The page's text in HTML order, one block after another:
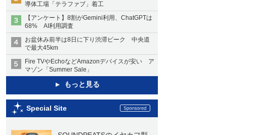
導体工場「テラファブ」着工
【アンケート】8割がGemini利用、ChatGPTは
68% AI利用調査
お盆休み前半は8日に下り渋滞ピーク 中央道
で最大45km
Fire TVやEchoなどAmazonデバイスが安い ア
マゾン「Summer Sale」
もっと見る
Special Site